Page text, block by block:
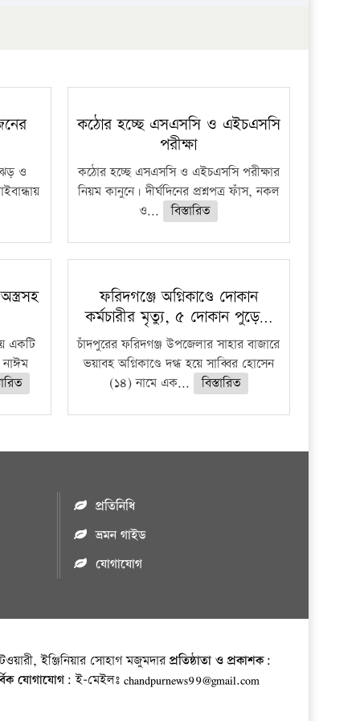
ঝড় ও
কঠোর হচ্ছে এসএসসি ও এইচএসসি
পরীক্ষা
কঠোর হচ্ছে এসএসসি ও এইচএসসি পরীক্ষার
নিয়ম কানুনে। দীর্ঘদিনের প্রশ্নপত্র ফাঁস, নকল
ও...
বিস্তারিত
একটি
নাঈম
ফরিদগঞ্জে অগ্নিকাণ্ডে দোকান
কর্মচারীর মৃত্যু, ৫ দোকান পুড়ে…
চাঁদপুরের ফরিদগঞ্জ উপজেলার সাহার বাজারে
ভয়াবহ অগ্নিকাণ্ডে দগ্ধ হয়ে সাব্বির হোসেন
(১৪) নামে এক...
বিস্তারিত
প্রতিনিধি
ভ্রমন গাইড
যোগাযোগ
ইঞ্জিনিয়ার সোহাগ মজুমদারপ্রতিষ্ঠাতা ও প্রকাশক:
যোগাযোগ: ই-মেইলঃ chandpurnews99@gmail.com